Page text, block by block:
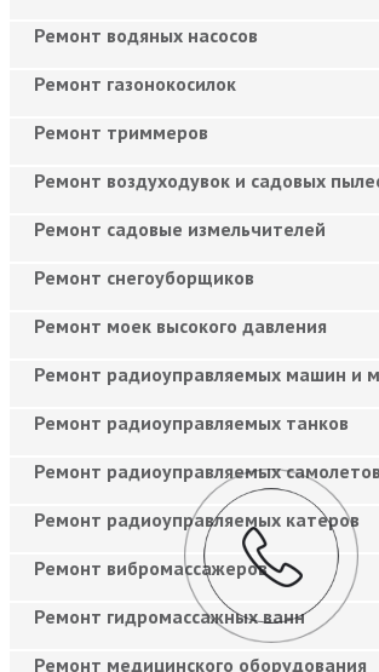
Ремонт водяных насосов
Ремонт газонокосилок
Ремонт триммеров
Ремонт воздуходувок и садовых
Ремонт садовые измельчителей
Ремонт снегоуборщиков
Ремонт моек высокого давления
Ремонт радиоуправляемых машин и
Ремонт радиоуправляемых танков
Ремонт радиоуправляемых
Ремонт радиоуправляемых катеров
Ремонт вибромассажеров
Ремонт гидромассажных ванн
Ремонт медицинского оборудования